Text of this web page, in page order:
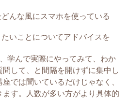
んな風にスマホを使っている
いことについてアドバイスを
学んで実際にやってみて、わか
して、と間隔を開けずに集中し
では聞いているだけじゃなく、
す。人数が多い方がより具体的